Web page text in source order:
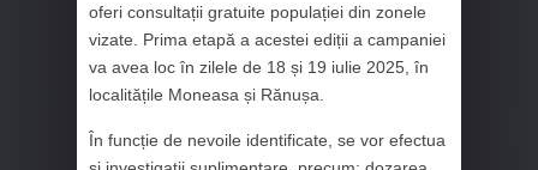
oferi consultații gratuite populației din zonele
vizate. Prima etapă a acestei ediții a campaniei
va avea loc în zilele de 18 și 19 iulie 2025, în
localitățile Moneasa și Rănușa.
În funcție de nevoile identificate, se vor efectua